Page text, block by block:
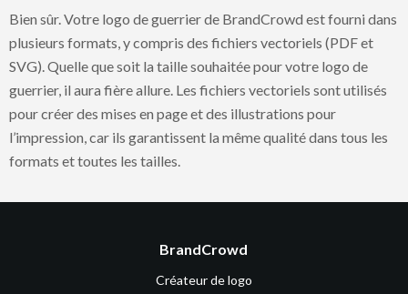
Bien sûr. Votre logo de guerrier de BrandCrowd est fourni dans
plusieurs formats, y compris des fichiers vectoriels (PDF et
SVG). Quelle que soit la taille souhaitée pour votre logo de
guerrier, il aura fière allure. Les fichiers vectoriels sont utilisés
pour créer des mises en page et des illustrations pour
l’impression, car ils garantissent la même qualité dans tous les
formats et toutes les tailles.
BrandCrowd
Créateur de logo